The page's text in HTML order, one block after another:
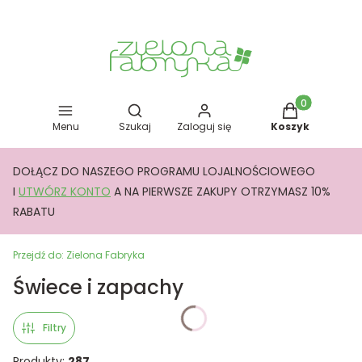
Menu
Otwórz wyszukiwarkę
Szukaj Zaloguj się
Produkty w
Koszyk
DOŁĄCZ DO NASZEGO PROGRAMU LOJALNOŚCIOWEGO
I UTWÓRZ KONTO A NA PIERWSZE ZAKUPY OTRZYMASZ 10%
RABATU
Przejdź do: Zielona Fabryka
Świece i zapachy
Filtry